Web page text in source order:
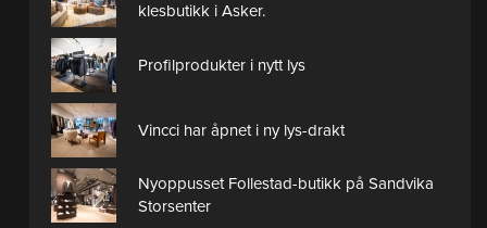
klesbutikk i Asker.
Profilprodukter i nytt lys
Vincci har åpnet i ny lys-drakt
Nyoppusset Follestad-butikk på Sandvika
Storsenter